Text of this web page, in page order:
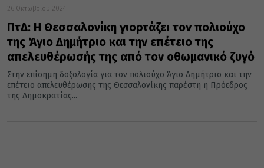
26 Οκτωβρίου 2024
ΠτΔ: Η Θεσσαλονίκη γιορτάζει τον πολιούχο
της Άγιο Δημήτριο και την επέτειο της
απελευθέρωσής της από τον οθωμανικό ζυγό
Στην επίσημη δοξολογία για τον πολιούχο Άγιο Δημήτριο και την
επέτειο απελευθέρωσης της Θεσσαλονίκης παρέστη η Πρόεδρος
της Δημοκρατίας...